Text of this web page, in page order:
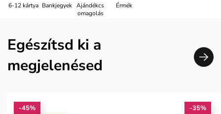
6-12 kártya Bankjegyek Ajándékcs
omagolás
Érmék
Egészítsd ki a
megjelenésed
-45%
-35%